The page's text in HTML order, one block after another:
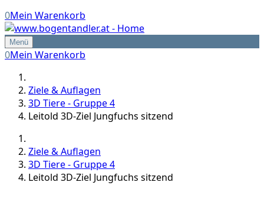
0Mein Warenkorb
Menü
0Mein Warenkorb
Ziele & Auflagen
3D Tiere - Gruppe 4
Leitold 3D-Ziel Jungfuchs sitzend
Ziele & Auflagen
3D Tiere - Gruppe 4
Leitold 3D-Ziel Jungfuchs sitzend